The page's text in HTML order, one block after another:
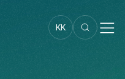
KK